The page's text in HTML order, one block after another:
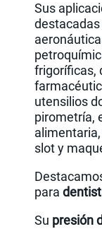
Sus
frigoríficas,
utensilios
pirometría,
slot y
para
Su presión